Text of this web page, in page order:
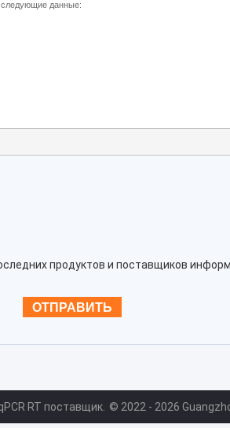
продуктов и поставщиков
RT поставщик. © 2022 - 2026